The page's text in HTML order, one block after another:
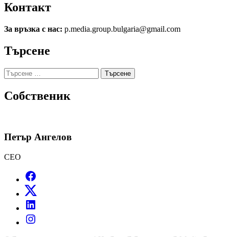
Контакт
За връзка с нас: p.media.group.bulgaria@gmail.com
Търсене
Търсене
за:
Собственик
Петър Ангелов
CEO